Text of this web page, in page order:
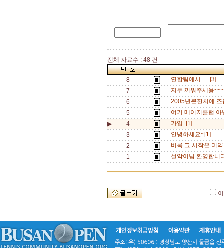
전체 자료수 : 48 건
8
연합팀에서......[3]
7
저두 끼워주세용
6
2005년큰잔치에
5
여기 메이저클럽
▶
4
가입..[1]
3
안녕하세요~[1]
2
비록 그 시작은 미
1
설악이님 환영합니